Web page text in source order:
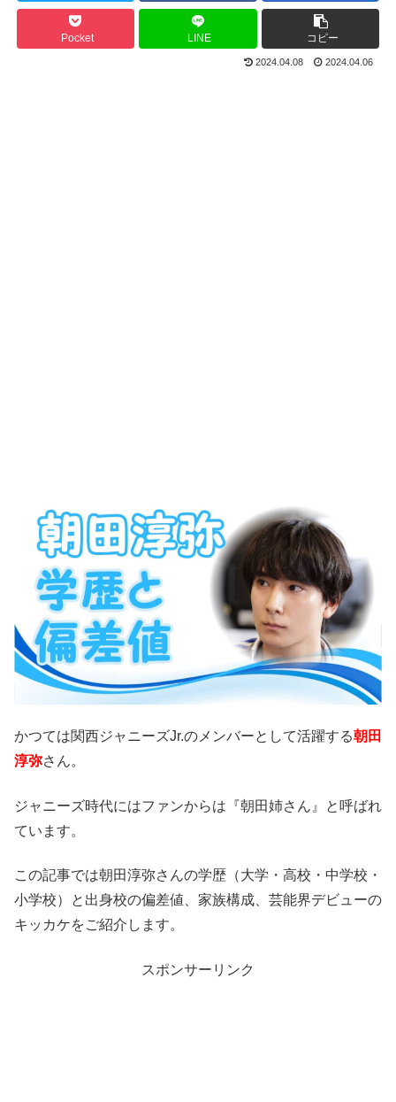
Pocket LINE コピー
2024.04.08 2024.04.06
かつては関西ジャニーズJr.のメンバーとして活躍する朝田
淳弥さん。
ジャニーズ時代にはファンからは『朝田姉さん』と呼ばれ
ています。
この記事では朝田淳弥さんの学歴（大学・高校・中学校・
小学校）と出身校の偏差値、家族構成、芸能界デビューの
キッカケをご紹介します。
スポンサーリンク